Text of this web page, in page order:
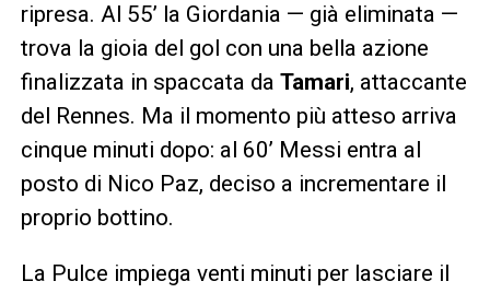
ripresa. Al 55’ la Giordania — già eliminata —
trova la gioia del gol con una bella azione
finalizzata in spaccata da Tamari, attaccante
del Rennes. Ma il momento più atteso arriva
cinque minuti dopo: al 60’ Messi entra al
posto di Nico Paz, deciso a incrementare il
proprio bottino.
La Pulce impiega venti minuti per lasciare il